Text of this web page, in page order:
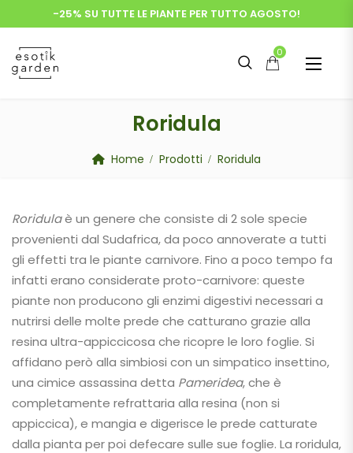
-25% SU TUTTE LE PIANTE PER TUTTO AGOSTO!
0
Roridula
Home Prodotti Roridula
Roridulaè un genere che consiste di 2 sole specie
provenienti dal Sudafrica, da poco annoverate a tutti
gli effetti tra le piante carnivore. Fino a poco tempo fa
infatti erano considerate proto-carnivore: queste
piante non producono gli enzimi digestivi necessari a
nutrirsi delle molte prede che catturano grazie alla
resina ultra-appiccicosa che ricopre le loro foglie. Si
affidano però alla simbiosi con un simpatico insettino,
una cimice assassina detta Pameridea, che è
completamente refrattaria alla resina (non si
appiccica), e mangia e digerisce le prede catturate
dalla pianta per poi defecare sulle sue foglie. La roridula,